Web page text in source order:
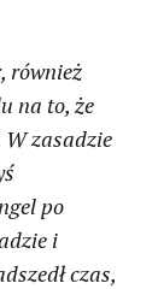
również
na to, że
zasadzie
po
i
czas,